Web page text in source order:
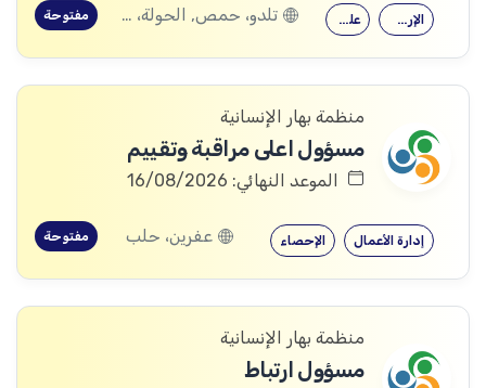
علم النفس الإرشاد النفسي تلدو، حمص, الحولة، حمص مفتوحة
منظمة بهار الإنسانية
مسؤول اعلى مراقبة وتقييم
الموعد النهائي: 16/08/2026
الإحصاء إدارة الأعمال عفرين، حلب مفتوحة
منظمة بهار الإنسانية
مسؤول ارتباط